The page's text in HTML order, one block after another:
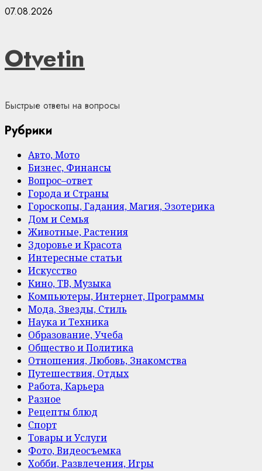
Skip
07.08.2026
Otvetin
Быстрые ответы на вопросы
Рубрики
Авто, Мото
Бизнес, Финансы
Вопрос–ответ
Города и Страны
Гороскопы, Гадания, Магия, Эзотерика
Дом и Семья
Животные, Растения
Здоровье и Красота
Интересные статьи
Искусство
Кино, ТВ, Музыка
Компьютеры, Интернет, Программы
Мода, Звезды, Стиль
Наука и Техника
Образование, Учеба
Общество и Политика
Отношения, Любовь, Знакомства
Путешествия, Отдых
Работа, Карьера
Разное
Рецепты блюд
Спорт
Товары и Услуги
Фото, Видеосъемка
Хобби, Развлечения, Игры